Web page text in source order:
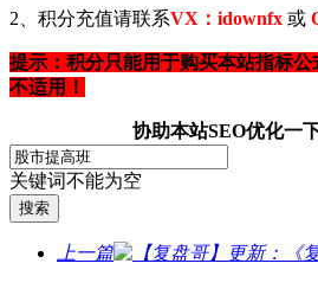
2、积分充值请联系VX：idownfx 或
提示：积分只能用于购买本站指标
不适用！
协助本站SEO优化一
关键词不能为空
上一篇